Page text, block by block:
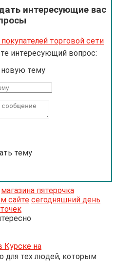
интересующие вас
торговой сети
интересующий вопрос:
новую тему
тему
магазина пятерочка
сайте сегодняшний день
Курске на
тех людей, которым